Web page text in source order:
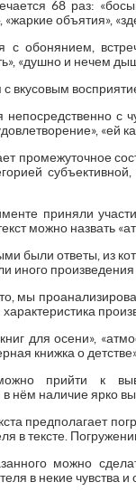
68 раз:
объятия»,
с обонянием,
«душно и нечем
с вкусовым
непосредственно с
«ей
промежуточное
приняли
можно назвать
были ответы, из
иного
мы
для осени»,
книжка о
прийти к
нём наличие ярко
предполагает
в тексте.
можно
в некие чувства